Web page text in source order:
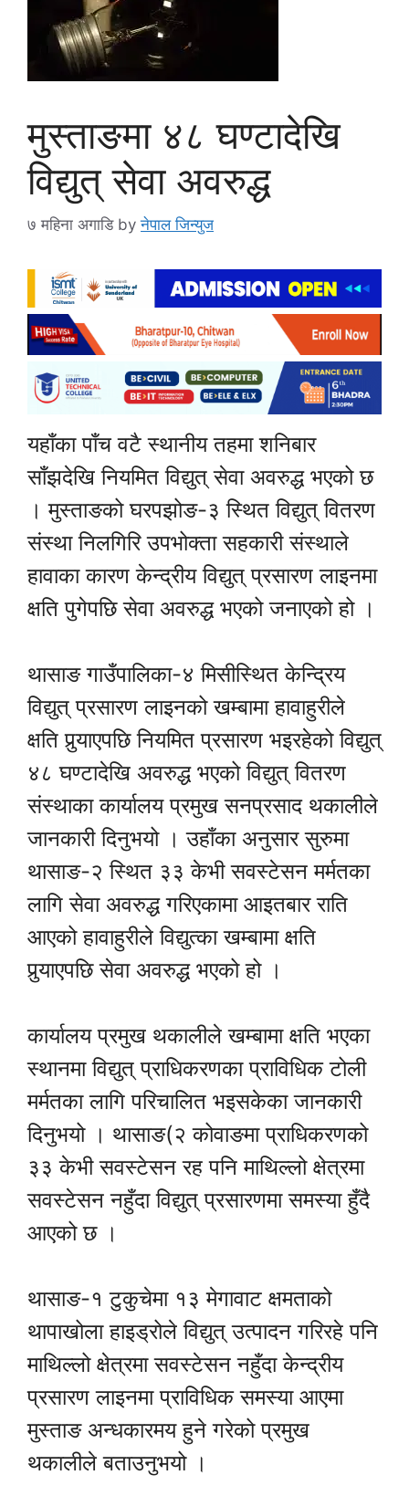
मुस्ताङमा ४८ घण्टादेखि
विद्युत् सेवा अवरुद्ध
७ महिना अगाडि byनेपाल जिन्युज
यहाँका पाँच वटै स्थानीय तहमा शनिबार
साँझदेखि नियमित विद्युत् सेवा अवरुद्ध भएको छ
। मुस्ताङको घरपझोङ-३ स्थित विद्युत् वितरण
संस्था निलगिरि उपभोक्ता सहकारी संस्थाले
हावाका कारण केन्द्रीय विद्युत् प्रसारण लाइनमा
क्षति पुगेपछि सेवा अवरुद्ध भएको जनाएको हो ।
थासाङ गाउँपालिका-४ मिसीस्थित केन्द्रिय
विद्युत् प्रसारण लाइनको खम्बामा हावाहुरीले
क्षति पुर्‍याएपछि नियमित प्रसारण भइरहेको विद्युत्
४८ घण्टादेखि अवरुद्ध भएको विद्युत् वितरण
संस्थाका कार्यालय प्रमुख सनप्रसाद थकालीले
जानकारी दिनुभयो । उहाँका अनुसार सुरुमा
थासाङ-२ स्थित ३३ केभी सवस्टेसन मर्मतका
लागि सेवा अवरुद्ध गरिएकामा आइतबार राति
आएको हावाहुरीले विद्युत्का खम्बामा क्षति
पुर्‍याएपछि सेवा अवरुद्ध भएको हो ।
कार्यालय प्रमुख थकालीले खम्बामा क्षति भएका
स्थानमा विद्युत् प्राधिकरणका प्राविधिक टोली
मर्मतका लागि परिचालित भइसकेका जानकारी
दिनुभयो । थासाङ(२ कोवाङमा प्राधिकरणको
३३ केभी सवस्टेसन रह पनि माथिल्लो क्षेत्रमा
सवस्टेसन नहुँदा विद्युत् प्रसारणमा समस्या हुँदै
आएको छ ।
थासाङ-१ टुकुचेमा १३ मेगावाट क्षमताको
थापाखोला हाइड्रोले विद्युत् उत्पादन गरिरहे पनि
माथिल्लो क्षेत्रमा सवस्टेसन नहुँदा केन्द्रीय
प्रसारण लाइनमा प्राविधिक समस्या आएमा
मुस्ताङ अन्धकारमय हुने गरेको प्रमुख
थकालीले बताउनुभयो ।